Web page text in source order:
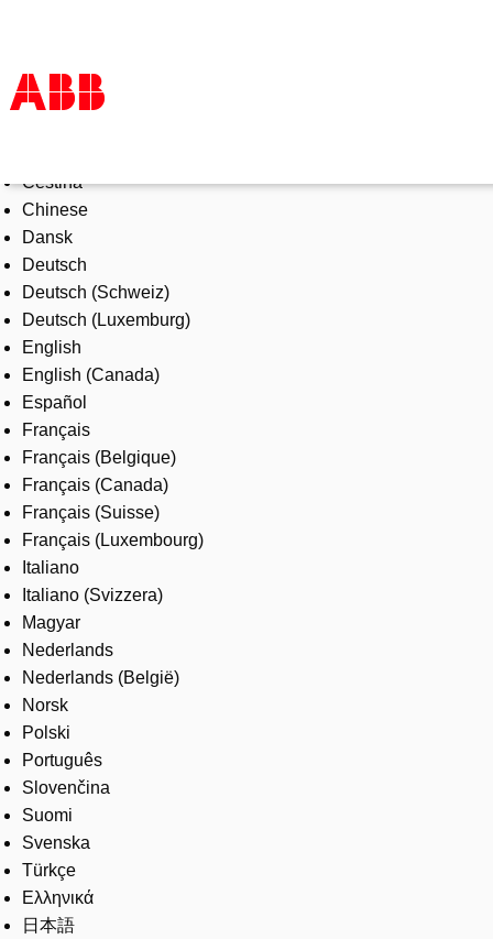
Products & Solutions
Industries
Services
About us
Where to buy
Contact us
Careers
Čeština
Chinese
Dansk
Deutsch
Deutsch (Schweiz)
Deutsch (Luxemburg)
English
English (Canada)
Español
Français
Français (Belgique)
Français (Canada)
Français (Suisse)
Français (Luxembourg)
Italiano
Italiano (Svizzera)
Magyar
Nederlands
Nederlands (België)
Norsk
Polski
Português
Slovenčina
Suomi
Svenska
Türkçe
Ελληνικά
日本語